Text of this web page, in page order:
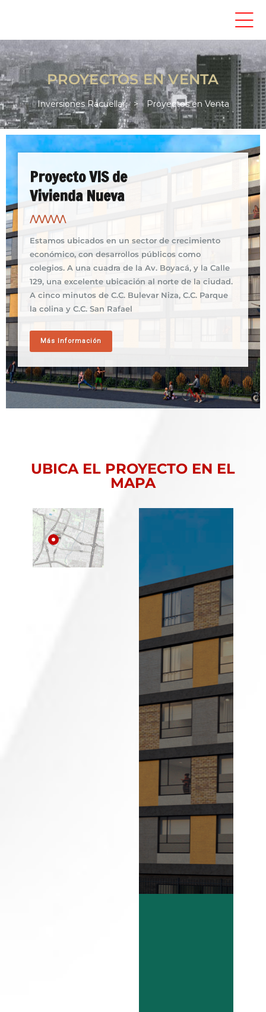
PROYECTOS EN VENTA
Inversiones Racuellar > Proyectos en Venta
Proyecto VIS de
Vivienda Nueva
/\/\/\/\/\/\
Estamos ubicados en un sector de crecimiento
económico, con desarrollos públicos como
colegios. A una cuadra de la Av. Boyacá, y la Calle
129, una excelente ubicación al norte de la ciudad.
A cinco minutos de C.C. Bulevar Niza, C.C. Parque
la colina y C.C. San Rafael
Más Información
UBICA EL PROYECTO EN EL
MAPA